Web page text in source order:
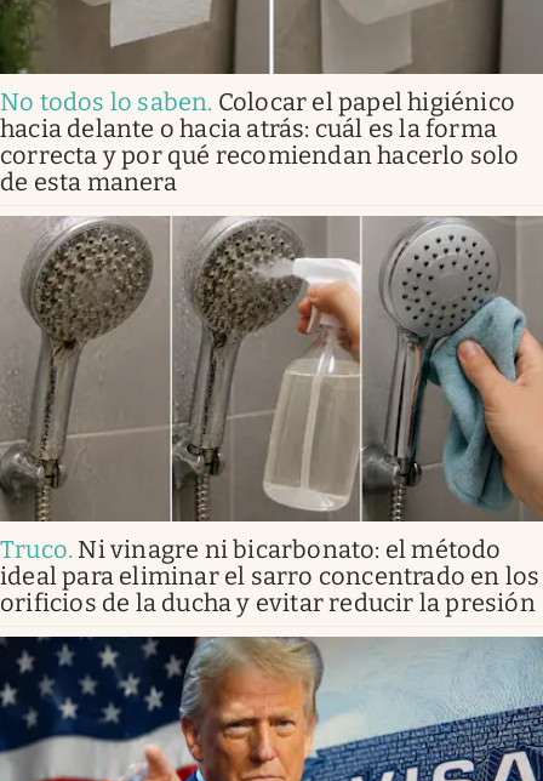
No todos lo saben. Colocar el papel higiénico
hacia delante o hacia atrás: cuál es la forma
correcta y por qué recomiendan hacerlo solo
de esta manera
Truco. Ni vinagre ni bicarbonato: el método
ideal para eliminar el sarro concentrado en los
orificios de la ducha y evitar reducir la presión